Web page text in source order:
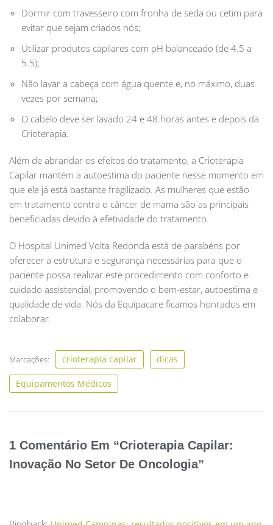
Dormir com travesseiro com fronha de seda ou cetim para
evitar que sejam criados nós;
Utilizar produtos capilares com pH balanceado (de 4.5 a
5.5);
Não lavar a cabeça com água quente e, no máximo, duas
vezes por semana;
O cabelo deve ser lavado 24 e 48 horas antes e depois da
Crioterapia.
Além de abrandar os efeitos do tratamento, a Crioterapia
Capilar mantém a autoestima do paciente nesse momento em
que ele já está bastante fragilizado. As mulheres que estão
em tratamento contra o câncer de mama são as principais
beneficiadas devido à efetividade do tratamento.
O Hospital Unimed Volta Redonda está de parabéns por
oferecer a estrutura e segurança necessárias para que o
paciente possa realizar este procedimento com conforto e
cuidado assistencial, promovendo o bem-estar, autoestima e
qualidade de vida. Nós da Equipacare ficamos honrados em
colaborar.
Marcações: crioterapia capilar dicas
Equipamentos Médicos
1 Comentário Em “Crioterapia Capilar:
Inovação No Setor De Oncologia”